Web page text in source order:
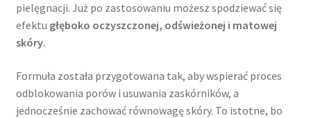
pielęgnacji. Już po zastosowaniu możesz spodziewać się
efektu głęboko oczyszczonej, odświeżonej i matowej
skóry.
Formuła została przygotowana tak, aby wspierać proces
odblokowania porów i usuwania zaskórników, a
jednocześnie zachować równowagę skóry. To istotne, bo